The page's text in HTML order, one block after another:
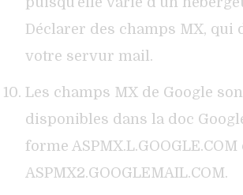
Déclarer des champs MX, qui
votre servur mail.
Les champs MX de Google
disponibles dans la doc
forme ASPMX.L.GOOGLE.COM
ASPMX2.GOOGLEMAIL.COM.